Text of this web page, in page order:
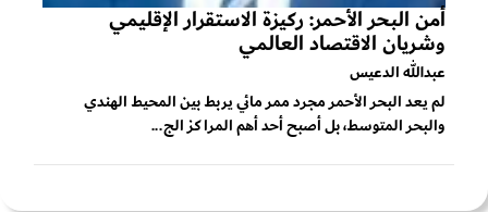
أمن البحر الأحمر: ركيزة الاستقرار الإقليمي
وشريان الاقتصاد العالمي
عبدالله الدعيس
لم يعد البحر الأحمر مجرد ممر مائي يربط بين المحيط الهندي
والبحر المتوسط، بل أصبح أحد أهم المراكز الج...